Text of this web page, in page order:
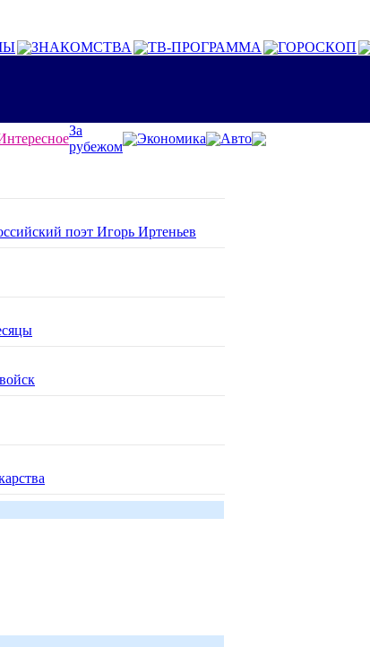
ЗНАКОМСТВА ТВ-ПРОГРАММА ГОРОСКОП
За
рубежом
Экономика
Авто
поэт Игорь Иртеньев